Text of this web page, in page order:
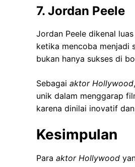
7. Jordan Peele
Jordan Peele dikenal
ketika mencoba menjadi
bukan hanya sukses di
Sebagai aktor Hollywood
unik dalam menggarap
karena dinilai inovatif
Kesimpulan
Para aktor Hollywood